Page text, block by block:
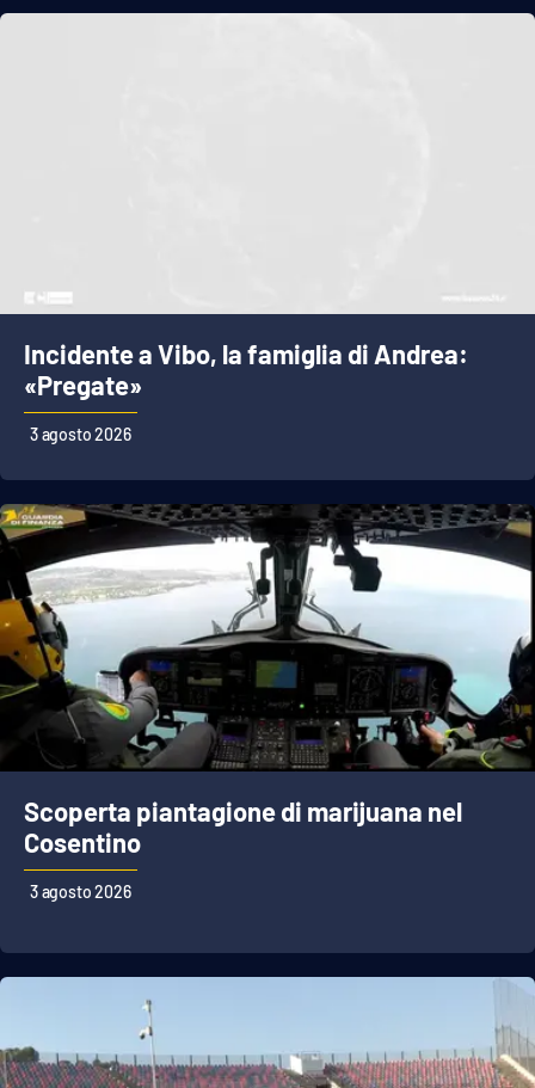
Incidente a Vibo, la famiglia di Andrea:
«Pregate»
3 agosto 2026
Scoperta piantagione di marijuana nel
Cosentino
3 agosto 2026